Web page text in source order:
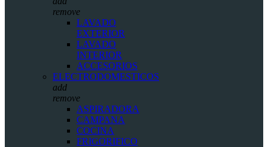
remove
LAVADO
EXTERIOR
LAVADO
INTERIOR
ACCESORIOS
ELECTRODOMESTICOS
add
remove
ASPIRADORA
CAMPANA
COCINA
FRIGORIFICO